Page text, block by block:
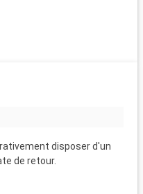
disposer d'un
de retour.